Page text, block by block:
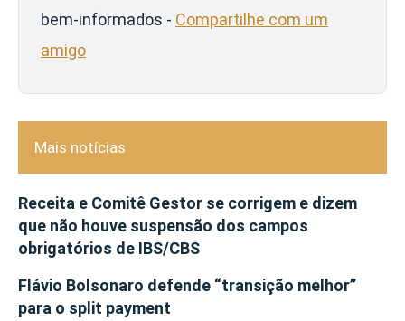
bem-informados - Compartilhe com um
amigo
Mais notícias
Receita e Comitê Gestor se corrigem e dizem
que não houve suspensão dos campos
obrigatórios de IBS/CBS
Flávio Bolsonaro defende “transição melhor”
para o split payment